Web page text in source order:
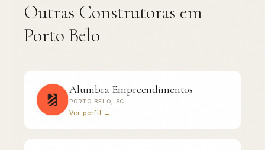
Outras Construtoras em
Porto Belo
Alumbra Empreendimentos
PORTO BELO, SC
Ver perfil →